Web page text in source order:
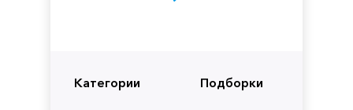
Категории Подборки